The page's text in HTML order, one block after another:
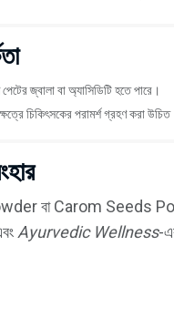
জ্বালা বা অ্যাসিডিটি হতে পারে।
চিকিৎসকের পরামর্শ গ্রহণ করা
বা Carom Seeds
Ayurvedic Wellness-